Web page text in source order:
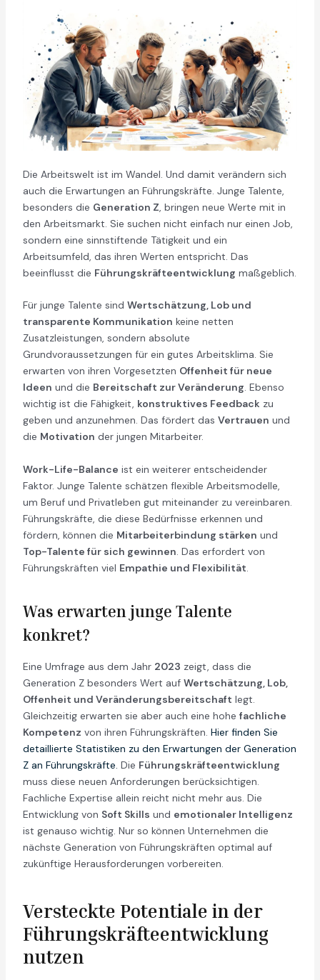
Die Arbeitswelt ist im Wandel. Und damit verändern sich
auch die Erwartungen an Führungskräfte. Junge Talente,
besonders die Generation Z, bringen neue Werte mit in
den Arbeitsmarkt. Sie suchen nicht einfach nur einen Job,
sondern eine sinnstiftende Tätigkeit und ein
Arbeitsumfeld, das ihren Werten entspricht. Das
beeinflusst die Führungskräfteentwicklung maßgeblich.
Für junge Talente sind Wertschätzung, Lob und
transparente Kommunikation keine netten
Zusatzleistungen, sondern absolute
Grundvoraussetzungen für ein gutes Arbeitsklima. Sie
erwarten von ihren Vorgesetzten Offenheit für neue
Ideen und die Bereitschaft zur Veränderung. Ebenso
wichtig ist die Fähigkeit, konstruktives Feedback zu
geben und anzunehmen. Das fördert das Vertrauen und
die Motivation der jungen Mitarbeiter.
Work-Life-Balance ist ein weiterer entscheidender
Faktor. Junge Talente schätzen flexible Arbeitsmodelle,
um Beruf und Privatleben gut miteinander zu vereinbaren.
Führungskräfte, die diese Bedürfnisse erkennen und
fördern, können die Mitarbeiterbindung stärken und
Top-Talente für sich gewinnen. Das erfordert von
Führungskräften viel Empathie und Flexibilität.
Was erwarten junge Talente
konkret?
Eine Umfrage aus dem Jahr 2023 zeigt, dass die
Generation Z besonders Wert auf Wertschätzung, Lob,
Offenheit und Veränderungsbereitschaft legt.
Gleichzeitig erwarten sie aber auch eine hohe fachliche
Kompetenz von ihren Führungskräften. Hier finden Sie
detaillierte Statistiken zu den Erwartungen der Generation
Z an Führungskräfte. Die Führungskräfteentwicklung
muss diese neuen Anforderungen berücksichtigen.
Fachliche Expertise allein reicht nicht mehr aus. Die
Entwicklung von Soft Skills und emotionaler Intelligenz
ist genauso wichtig. Nur so können Unternehmen die
nächste Generation von Führungskräften optimal auf
zukünftige Herausforderungen vorbereiten.
Versteckte Potentiale in der
Führungskräfteentwicklung
nutzen